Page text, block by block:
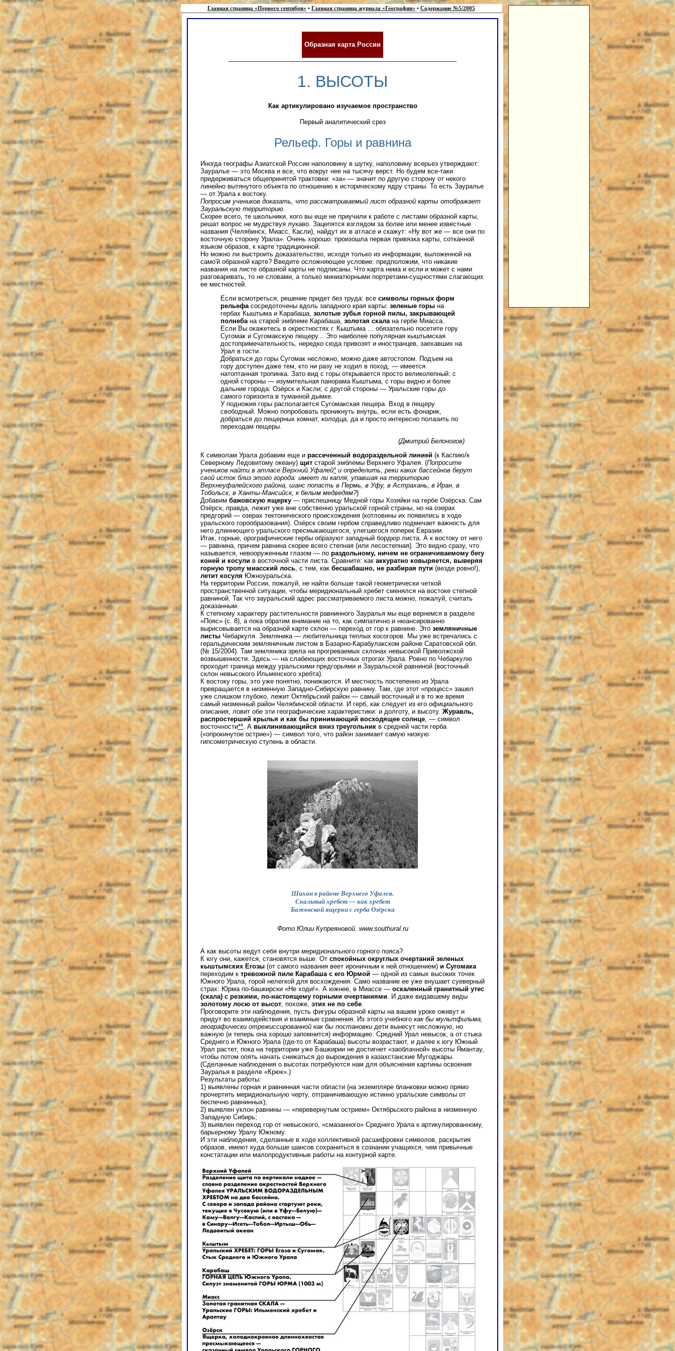
Главная страница «Первого сентября» • Главная страница журнала «География» • Содержание №5/2005
Образная карта России
1. ВЫСОТЫ
Как артикулировано изучаемое пространство
Первый аналитический срез
Рельеф. Горы и равнина
Иногда географы Азиатской России наполовину в шутку, наполовину всерьез утверждают:
Зауралье — это Москва и все, что вокруг нее на тысячу верст. Но будем все-таки
придерживаться общепринятой трактовки: «за» — значит по другую сторону от некого
линейно вытянутого объекта по отношению к историческому ядру страны. То есть Зауралье
— от Урала к востоку.
Попросим учеников доказать, что рассматриваемый лист образной карты отображает
Зауральскую территорию.
Скорее всего, те школьники, кого вы еще не приучили к работе с листами образной карты,
решат вопрос не мудрствуя лукаво. Зацепятся взглядом за более или менее известные
названия (Челябинск, Миасс, Касли), найдут их в атласе и скажут: «Ну вот же — все они по
восточную сторону Урала». Очень хорошо: произошла первая привязка карты, сотканной
языком образов, к карте традиционной.
Но можно ли выстроить доказательство, исходя только из информации, выложенной на
само'й образной карте? Введите осложняющее условие: предположим, что никакие
названия на листе образной карты не подписаны. Что карта нема и если и может с нами
разговаривать, то не словами, а только миниатюрными портретами-сущностями слагающих
ее местностей.
Если всмотреться, решение придет без труда: все символы горных форм
рельефасосредоточены вдоль западного края карты: зеленые горы на
гербах Кыштыма и Карабаша, золотые зубья горной пилы, закрывающей
полнебана старой эмблеме Карабаша, золотая скалана гербе Миасса.
Если Вы окажетесь в окрестностях г. Кыштыма ... обязательно посетите гору
Сугомак и Сугомакскую пещеру... Это наиболее популярная кыштымская
достопримечательность, нередко сюда привозят и иностранцев, заехавших на
Урал в гости.
Добраться до горы Сугомак несложно, можно даже автостопом. Подъем на
гору доступен даже тем, кто ни разу не ходил в поход, — имеется
натоптанная тропинка. Зато вид с горы открывается просто великолепный: с
одной стороны — изумительная панорама Кыштыма, с горы видно и более
дальние города: Озёрск и Касли; с другой стороны — Уральские горы до
самого горизонта в туманной дымке.
У подножия горы располагается Сугомакская пещера. Вход в пещеру
свободный. Можно попробовать проникнуть внутрь, если есть фонарик,
добраться до пещерных комнат, колодца, да и просто интересно полазить по
переходам пещеры.
(Дмитрий Белоногов)
К символам Урала добавим еще и рассеченный водораздельной линией (к Каспию/к
Северному Ледовитому океану) щит старой эмблемы Верхнего Уфалея. (Попросите
учеников найти в атласе Верхний Уфалей*и определить, реки каких бассейнов берут
свой исток близ этого города: имеет ли капля, упавшая на территорию
Верхнеуфалейского района, шанс попасть в Пермь, в Уфу, в Астрахань, в Иран, в
Тобольск, в Ханты-Мансийск, к белым медведям?)
Добавим бажовскую ящерку — приспешницу Медной горы Хозяйки на гербе Озёрска. Сам
Озёрск, правда, лежит уже вне собственно уральской горной страны, но на озерах
предгорий — озерах тектонического происхождения (котловины их появились в ходе
уральского горообразования). Озёрск своим гербом справедливо подмечает важность для
него длиннющего уральского пресмыкающегося, улегшегося поперек Евразии.
Итак, горные, орографические гербы образуют западный бордюр листа. А к востоку от него
— равнина, причем равнина скорее всего степная (или лесостепная). Это видно сразу, что
называется, невооруженным глазом — по раздольному, ничем не ограничиваемому бегу
коней и косули в восточной части листа. Сравните: как аккуратно ковыряется, выверяя
горную тропу миасский лось, с тем, как бесшабашно, не разбирая пути (везде ровно!),
летит косуля Южноуральска.
На территории России, пожалуй, не найти больше такой геометрически четкой
пространственной ситуации, чтобы меридиональный хребет сменялся на востоке степной
равниной. Так что зауральский адрес рассматриваемого листа можно, пожалуй, считать
доказанным.
К степному характеру растительности равнинного Зауралья мы еще вернемся в разделе
«Пояс» (с. 8), а пока обратим внимание на то, как симпатично и нюансированно
вырисовывается на образной карте склон — переход от гор к равнине. Это земляничные
листы Чебаркуля. Земляника — любительница теплых косогоров. Мы уже встречались с
геральдическим земляничным листом в Базарно-Карабулакском районе Саратовской обл.
(№ 15/2004). Там земляника зрела на прогреваемых склонах невысокой Приволжской
возвышенности. Здесь — на слабеющих восточных отрогах Урала. Ровно по Чебаркулю
проходит граница между уральскими предгорьями и Зауральской равниной (восточный
склон невысокого Ильменского хребта).
К востоку горы, это уже понятно, понижаются. И местность постепенно из Урала
превращается в низменную Западно-Сибирскую равнину. Там, где этот «процесс» зашел
уже слишком глубоко, лежит Октябрьский район — самый восточный и в то же время
самый низменный район Челябинской области. И герб, как следует из его официального
описания, ловит обе эти географические характеристики: и долготу, и высоту. Журавль,
распростерший крылья и как бы принимающий восходящее солнце, — символ
восточности**. А выклинивающийся вниз треугольник в средней части герба
(«опрокинутое острие») — символ того, что район занимает самую низкую
гипсометрическую ступень в области.
Шихан в районе Верхнего Уфалея.
Скальный хребет — как хребет
Бажовской ящерки с герба Озёрска
Фото Юлии Купреяновой. www.southural.ru
А как высоты ведут себя внутри меридионального горного пояса?
К югу они, кажется, становятся выше. От спокойных округлых очертаний зеленых
кыштымских Егозы (от самого названия веет ироничным к ней отношением) и Сугомака
переходим к тревожной пиле Карабаша с его Юрмой — одной из самых высоких точек
Южного Урала, горой нелегкой для восхождения. Само название ее уже внушает суеверный
страх: Юрма по-башкирски «Не ходи!». А южнее, в Миассе — оскаленный гранитный утес
(скала) с резкими, по-настоящему горными очертаниями . И даже видавшему виды
золотому лосю от высот , похоже, этих не по себе
Проговорите эти наблюдения, пусть фигуры образной карты на вашем уроке оживут и
придут во взаимодействия и взаимные сравнения. Из этого учебного как бы мультфильма,
географически отрежиссированной как бы постановки дети вынесут несложную, но
важную (и теперь она хорошо запомнится) информацию: Средний Урал невысок, а от стыка
Среднего и Южного Урала (где-то от Карабаша) высоты возрастают, и далее к югу Южный
Урал растет, пока на территории уже Башкирии не достигнет «заоблачной» высоты Ямантау,
чтобы потом опять начать снижаться до вырождения в казахстанские Мугоджары.
(Сделанные наблюдения о высотах потребуются нам для объяснения картины освоения
Зауралья в разделе «Крюк».)
Результаты работы:
1) выявлены горная и равнинная части области (на экземпляре бланковки можно прямо
прочертить меридиональную черту, отграничивающую истинно уральские символы от
беспечно равнинных);
2) выявлен уклон равнины — «перевернутым острием» Октябрьского района в низменную
Западную Сибирь;
3) выявлен переход гор от невысокого, «смазанного» Среднего Урала к артикулированному,
барьерному Уралу Южному.
И эти наблюдения, сделанные в ходе коллективной расшифровки символов, раскрытия
образов, имеют куда больше шансов сохраниться в сознании учащихся, чем привычные
констатации или малопродуктивные работы на контурной карте.